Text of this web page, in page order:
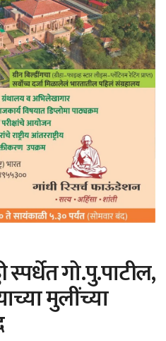
स्पर्धेत गो.पु.पाटील,
मुलींच्या